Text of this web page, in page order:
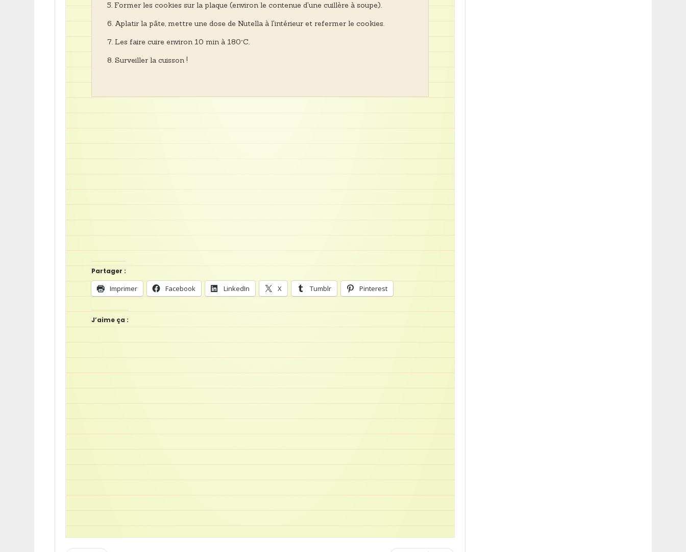
Former les cookies sur la plaque (environ le contenue d'une cuillère à soupe).
Aplatir la pâte, mettre une dose de Nutella à l'intérieur et refermer le cookies.
Les faire cuire environ 10 min à 180°C.
Surveiller la cuisson !
Partager :
Imprimer Facebook LinkedIn X Tumblr Pinterest
J’aime ça :